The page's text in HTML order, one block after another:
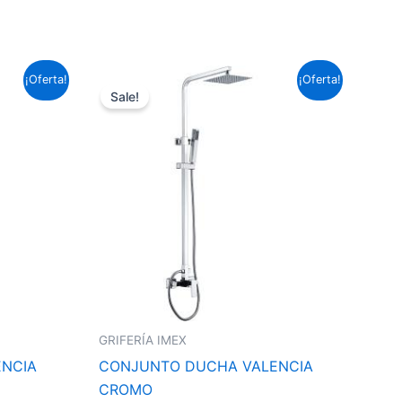
¡Oferta! ¡Oferta!
Sale!
GRIFERÍA IMEX
CONJUNTO DUCHA VALENCIA
CROMO
precio
286,77 €.
El
precio